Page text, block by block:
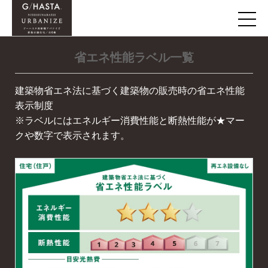
省エネ性能ラベル一覧
建築物省エネ法に基づく建築物の販売時の省エネ性能
表示制度
※ラベルにはエネルギー消費性能と断熱性能が★マー
クや数字で表示されます。